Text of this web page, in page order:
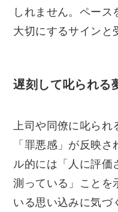
しれません。ペース
大切にするサインと
遅刻して叱られる
上司や同僚に叱ら
「罪悪感」が反映
ル的には「人に評価
測っている」ことを
いる思い込みに気づ